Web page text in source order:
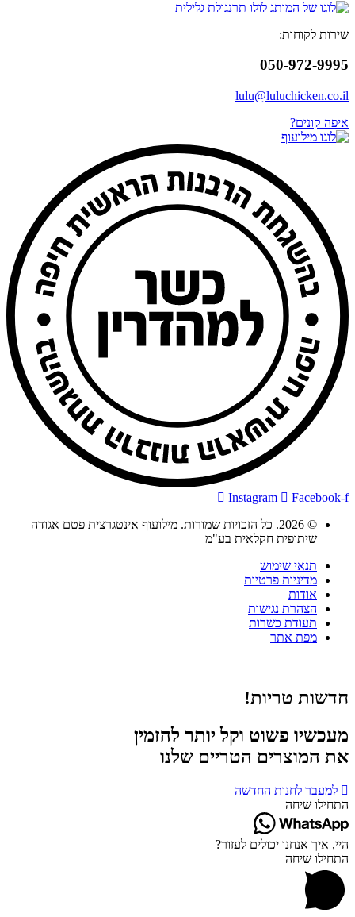
שירות לקוחות:
050-972-9995
lulu@luluchicken.co.il
איפה קונים?
Instagram
Facebook-f
© 2026. כל הזכויות שמורות. מילועוף אינטגרצית פטם אגודה
שיתופית חקלאית בע"מ
תנאי שימוש
מדיניות פרטיות
אודות
הצהרת נגישות
תעודת כשרות
מפת אתר
חדשות טריות!
מעכשיו פשוט וקל יותר להזמין
את המוצרים הטריים שלנו
למעבר לחנות החדשה
התחילו שיחה
היי, איך אנחנו יכולים לעזור?
התחילו שיחה